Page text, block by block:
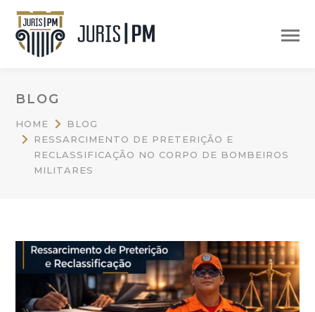
BLOG
HOME
BLOG
RESSARCIMENTO DE PRETERIÇÃO E
RECLASSIFICAÇÃO NO CORPO DE BOMBEIROS
MILITARES